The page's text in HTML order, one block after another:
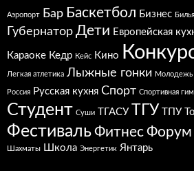
Аэропорт Бар Баскетбол Бизнес
Губернатор Дети Европейская
Караоке Кедр Кейс Кино
Легкая атлетика Лыжные гонки Молодежь
Россия Русская кухня Спорт Спортивная
Студент Суши ТГАСУ ТГУ ТПУ
ФестивальФитнесФорум
Шахматы Школа Энергетик Янтарь